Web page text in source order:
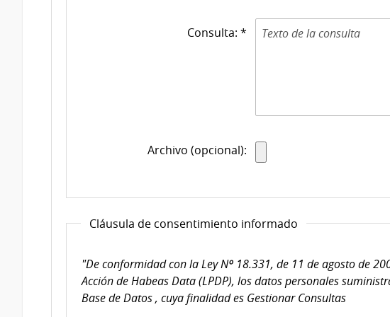
Consulta: *
Archivo (opcional):
Cláusula de consentimiento informado
"De conformidad con la Ley Nº 18.331, de 11 de agosto de
Acción de Habeas Data (LPDP), los datos personales
Base de Datos , cuya finalidad es Gestionar Consultas